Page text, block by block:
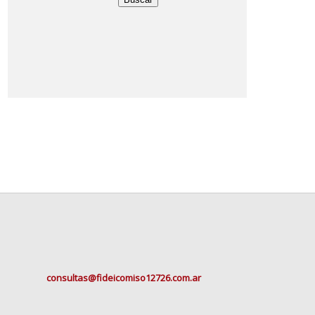
consultas@fideicomiso12726.com.ar